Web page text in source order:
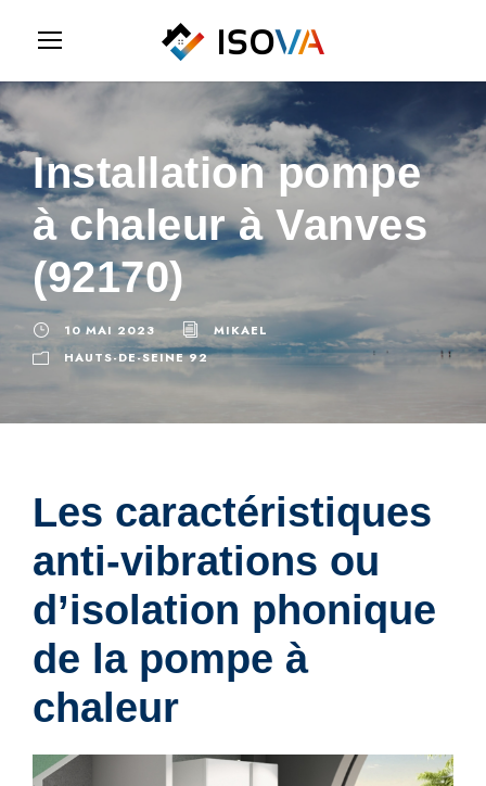
Installation pompe
à chaleur à Vanves
(92170)
10 MAI 2023
MIKAEL
HAUTS-DE-SEINE 92
Les caractéristiques
anti-vibrations ou
d’isolation phonique
de la pompe à
chaleur